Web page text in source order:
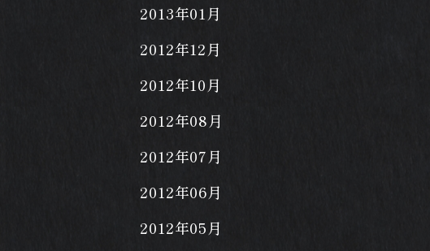
2013年01月
2012年12月
2012年10月
2012年08月
2012年07月
2012年06月
2012年05月